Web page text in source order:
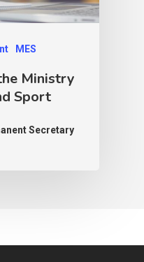
MES
Ministry
Sport
Secretary